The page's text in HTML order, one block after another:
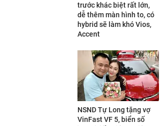
trước khác biệt rất lớn,
dễ thêm màn hình to, có
hybrid sẽ làm khó Vios,
Accent
NSND Tự Long tặng vợ
VinFast VF 5, biển số